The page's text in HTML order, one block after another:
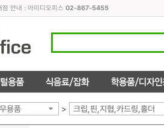
점 안내 : 아이디오피스 02-867-5455
용품 > 크립,핀,지협,카드링,홀더